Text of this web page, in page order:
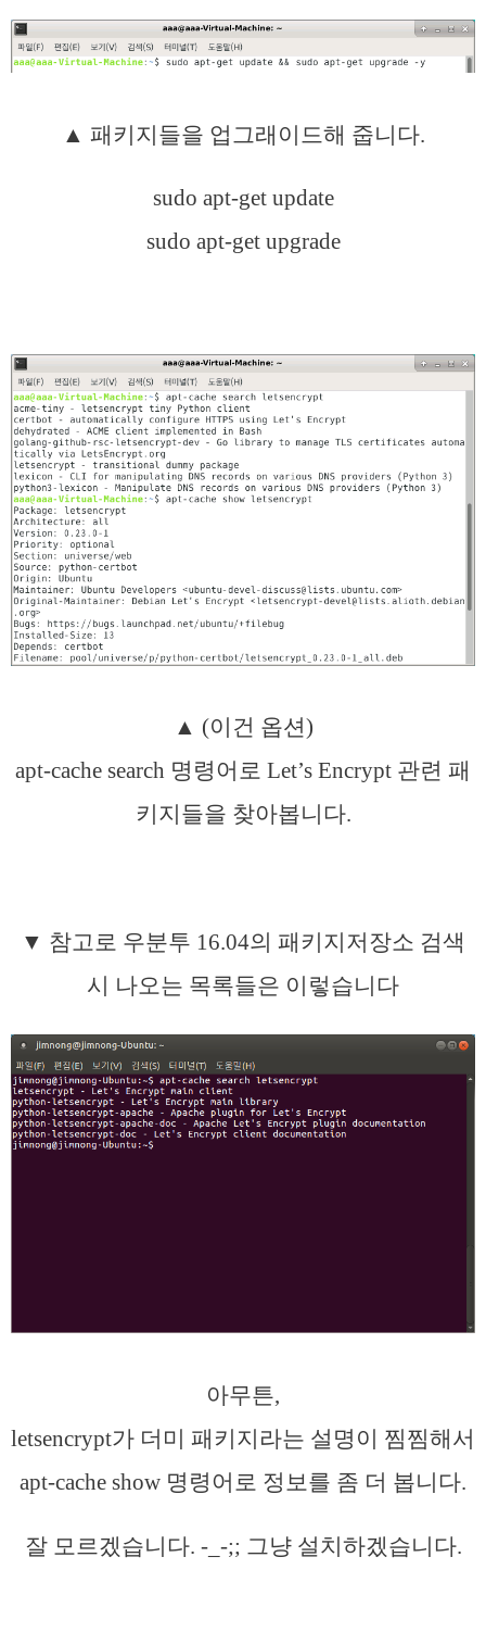
▲ 패키지들을 업그래이드해 줍니다.
sudo apt-get update
sudo apt-get upgrade
▲ (이건 옵션)
apt-cache search 명령어로 Let’s Encrypt 관련 패
키지들을 찾아봅니다.
▼ 참고로 우분투 16.04의 패키지저장소 검색
시 나오는 목록들은 이렇습니다
아무튼,
letsencrypt가 더미 패키지라는 설명이 찜찜해서
apt-cache show 명령어로 정보를 좀 더 봅니다.
잘 모르겠습니다. -_-;; 그냥 설치하겠습니다.